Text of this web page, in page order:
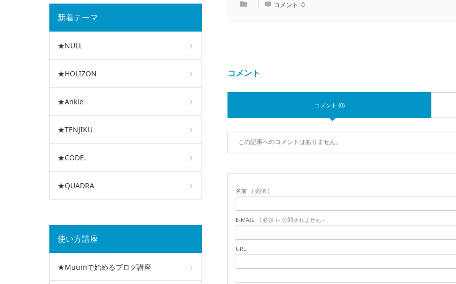
コメント:0
コメント
コメント (0)
この記事へのコメントはありません。
名前 ( 必須 )
E-MAIL ( 必須 ) - 公開されません -
URL
新着テーマ
★NULL
★HOLIZON
★Ankle
★TENJIKU
★CODE.
★QUADRA
使い方講座
★Muumで始めるブログ講座